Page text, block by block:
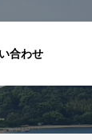
合わせ